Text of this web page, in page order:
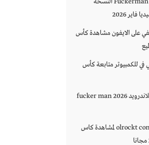
2026
على الايفون مشاهدة كأس
في للكمبيوتر متابعة كأس
تحميل لعبة فكر مان للاندرويد 2026 fucker man
olrockt com موقع olrockt com لمشاهدة كاس